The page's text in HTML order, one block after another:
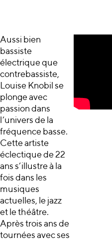
Aussi bien
bassiste
électrique que
contrebassiste,
Louise Knobil se
plonge avec
passion dans
l’univers de la
fréquence basse.
Cette artiste
éclectique de 22
ans s’illustre à la
fois dans les
musiques
actuelles, le jazz
et le théâtre.
Après trois ans de
tournées avec ses